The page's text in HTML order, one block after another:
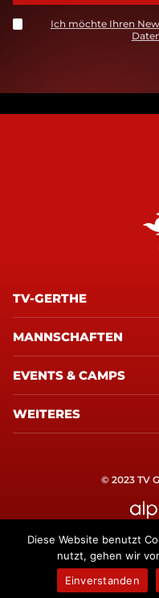
Ich möchte Ihren
TV-GERTHE
MANNSCHAFTEN
EVENTS & CAMPS
WEITERES
© 2023 TV
Diese Website benutzt
nutzt, gehen wir
Einverstanden